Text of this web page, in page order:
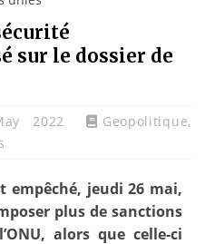
sur le dossier de
2022 Geopolitique,
empêché, jeudi 26 mai,
plus de sanctions
alors que celle-ci